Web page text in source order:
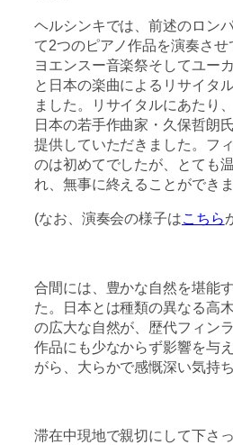
ヘルシンキでは、前述のロン
て2つのピアノ作品を演奏させ
ヨエンスー音楽祭そしてユー
と日本の楽曲によるリサイタ
ました。リサイタルにあたり
日本の若手作曲家・久保哲朗
提供していただきました。フ
のは初めてでしたが、とても
れ、無事に終えることができま
(なお、演奏会の様子はこちら
合間には、豊かな自然を堪能
た。日本とは種類の異なる高
の広大な自然が、歴代フィン
作品にも少なからず影響を与
がら、大らかで感慨深い気持
滞在中現地で親切にして下さ